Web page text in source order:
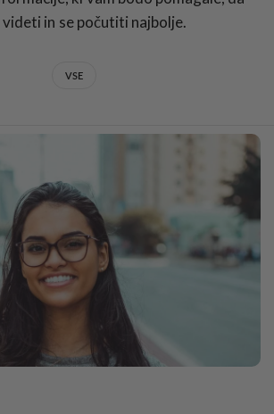
in se počutiti najbolje.
VSE